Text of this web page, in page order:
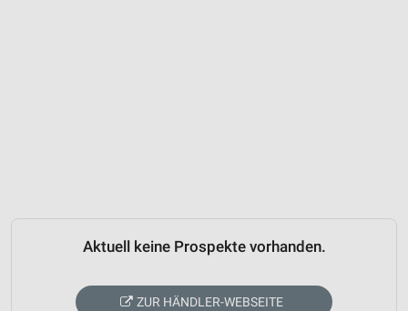
Aktuell keine Prospekte vorhanden.
ZUR HÄNDLER-WEBSEITE